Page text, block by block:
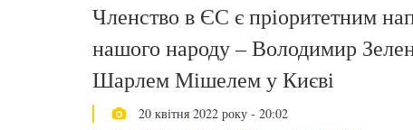
Членство в ЄС є пріоритетним
нашого народу – Володимир
Шарлем Мішелем у Києві
20 квітня 2022 року - 20:02